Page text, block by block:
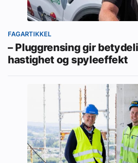
FAGARTIKKEL
– Pluggrensing gir
hastighet og spyleeffekt